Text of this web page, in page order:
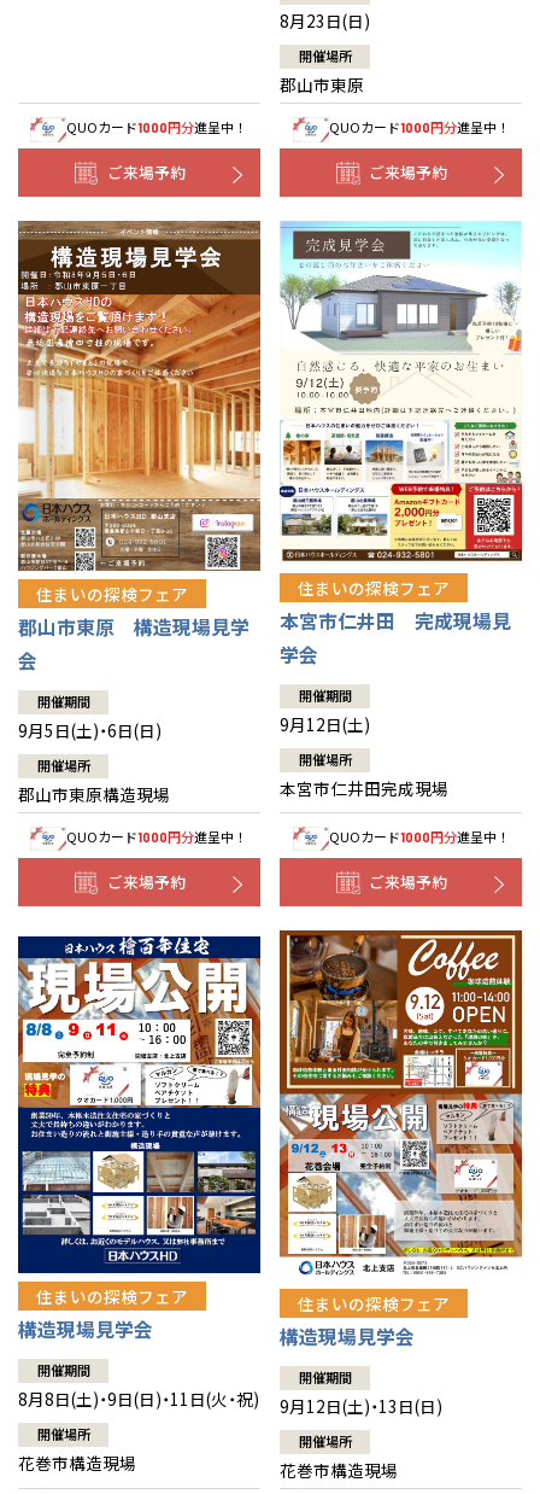
QUOカード1000円分進呈中！
ご来場予約
8月23日(日)
開催場所
郡山市東原
QUOカード1000円分進呈中！
ご来場予約
住まいの探検フェア
郡山市東原 構造現場見学
会
開催期間
9月5日(土)・6日(日)
開催場所
郡山市東原構造現場
QUOカード1000円分進呈中！
ご来場予約
住まいの探検フェア
本宮市仁井田 完成現場見
学会
開催期間
9月12日(土)
開催場所
本宮市仁井田完成現場
QUOカード1000円分進呈中！
ご来場予約
住まいの探検フェア
構造現場見学会
開催期間
8月8日(土)・9日(日)・11日(火・祝)
開催場所
花巻市構造現場
住まいの探検フェア
構造現場見学会
開催期間
9月12日(土)・13日(日)
開催場所
花巻市構造現場